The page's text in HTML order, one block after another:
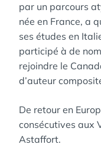
par un parcours
née en France, a
ses études en
participé à de
rejoindre le
d’auteur
De retour en
consécutives aux
Astaffort.